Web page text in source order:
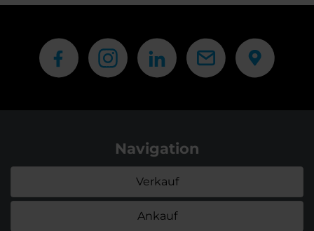
Navigation
Verkauf
Ankauf